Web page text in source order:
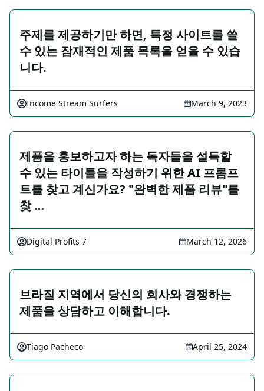
주제를 제공하기만 하면, 특정 사이트를 쓸
수 있는 잠재적인 제품 목록을 얻을 수 있습
니다.
Income Stream Surfers March 9, 2023
제품을 홍보하고자 하는 독자들을 설득할
수 있는 타이틀을 작성하기 위한 AI 프롬프
트를 찾고 계신가요? "완벽한 제품 리뷰"를
찾 …
Digital Profits 7 March 12, 2026
브라질 지역에서 당신의 회사와 경쟁하는
제품을 상담하고 이해합니다.
Tiago Pacheco April 25, 2024